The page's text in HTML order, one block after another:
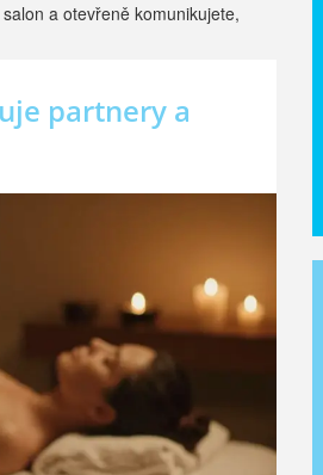
a otevřeně komunikujete,
partnery a